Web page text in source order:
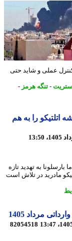
عملی و شاید حتی
-تنگه هرمز-
را به هم
به تهدید تازه
در تلاش است
1405
82054518